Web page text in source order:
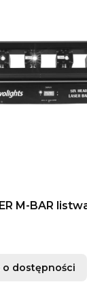
M-BAR
o dostępności